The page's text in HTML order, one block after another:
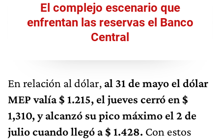
El complejo escenario que
enfrentan las reservas el Banco
Central
En relación al dólar, al 31 de mayo el dólar
MEP valía $ 1.215, el jueves cerró en $
1,310, y alcanzó su pico máximo el 2 de
julio cuando llegó a $ 1.428. Con estos